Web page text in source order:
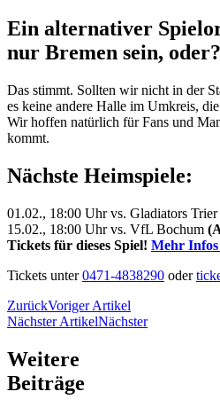
Ein alternativer
nur Bremen sein, oder?
Das stimmt. Sollten wir nicht in der
es keine andere Halle im Umkreis,
Wir hoffen natürlich für Fans und
kommt.
Nächste Heimspiele:
01.02., 18:00 Uhr vs. Gladiators Trier
15.02., 18:00 Uhr vs. VfL Bochum
Tickets für dieses Spiel! Mehr
Tickets unter0471-4838290 oder
ZurückVoriger Artikel
Nächster ArtikelNächster
Weitere
Beiträge